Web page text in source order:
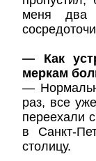
меня два
— Как
меркам
—
раз, все
переехали
в Санкт-
столицу.